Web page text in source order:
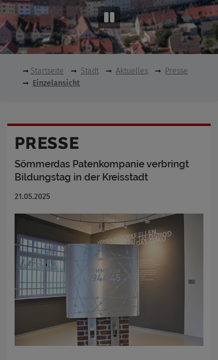
Startseite Stadt Aktuelles
Presse
Einzelansicht
PRESSE
Sömmerdas Patenkompanie verbringt
Bildungstag in der Kreisstadt
21.05.2025